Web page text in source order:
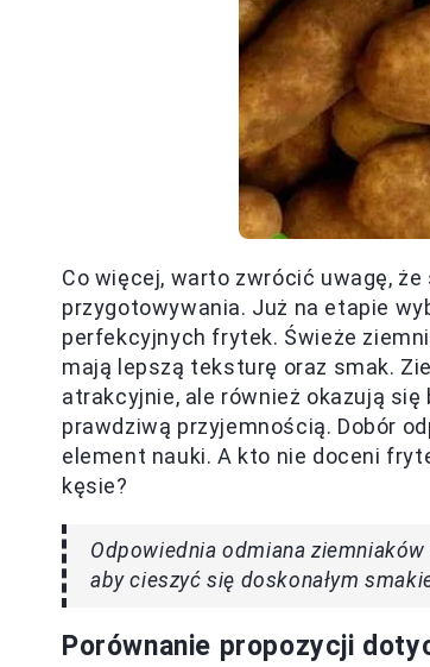
Co więcej, warto zwrócić uwagę,
przygotowywania. Już na etapie
perfekcyjnych frytek. Świeże
mają lepszą teksturę oraz smak.
atrakcyjnie, ale również okazują
prawdziwą przyjemnością. Dobór
element nauki. A kto nie doceni
kęsie?
Odpowiednia odmiana
aby cieszyć się doskonałym
Porównanie propozycji